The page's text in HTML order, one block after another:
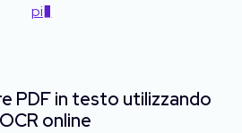
pi�
PDF in testo utilizzando
online